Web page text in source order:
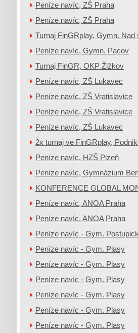
Peníze navíc, ZŠ Praha
Peníze navíc, ZŠ Praha
Turnaj FinGRplay, Gymn. Nad
Peníze navíc, Gymn. Pacov
Turnaj FinGR, OKP Žižkov
Peníze navíc, ZŠ Lukavec
Peníze navíc, ZŠ Vratislavice
Peníze navíc, ZŠ Vratislavice
Peníze navíc, ZŠ Lukavec
2x turnaj ve FinGRplay,
Peníze navíc, HZŠ Plzeň
Peníze navíc, Gymnázium
KONFERENCE GLOBAL
Peníze navíc, ANOA Praha
Peníze navíc, ANOA Praha
Peníze navíc - Gym.
Peníze navíc - Gym. Plasy
Peníze navíc - Gym. Plasy
Peníze navíc - Gym. Plasy
Peníze navíc - Gym. Plasy
Peníze navíc - Gym. Plasy
Peníze navíc - Gym. Plasy